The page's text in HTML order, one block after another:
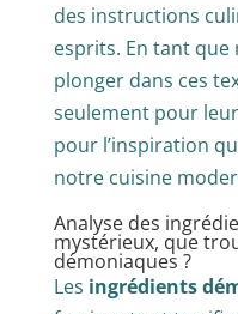
des instructions
esprits. En tant
plonger dans ces
seulement pour
pour l’inspiration
notre cuisine
Analyse des
mystérieux, que
démoniaques ?
Les ingrédients